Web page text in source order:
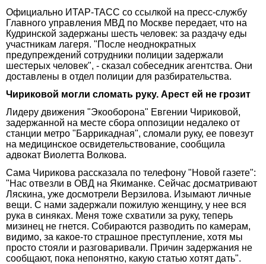
Официально ИТАР-ТАСС со ссылкой на пресс-службу
Главного управления МВД по Москве передает, что на
Кудринской задержаны шесть человек: за раздачу еды
участникам лагеря. "После неоднократных
предупреждений сотрудники полиции задержали
шестерых человек", - сказал собеседник агентства. Они
доставлены в отдел полиции для разбирательства.
Чириковой могли сломать руку. Арест ей не грозит
Лидеру движения "Экооборона" Евгении Чириковой,
задержанной на месте сбора оппозиции недалеко от
станции метро "Баррикадная", сломали руку, ее повезут
на медицинское освидетельствование, сообщила
адвокат Виолетта Волкова.
Сама Чирикова рассказала по телефону "Новой газете":
"Нас отвезли в ОВД на Якиманке. Сейчас досматривают
Ляскина, уже досмотрели Верзилова. Изымают личные
вещи. С нами задержали пожилую женщину, у нее вся
рука в синяках. Меня тоже схватили за руку, теперь
мизинец не гнется. Собираются разводить по камерам,
видимо, за какое-то страшное преступление, хотя мы
просто стояли и разговаривали. Причин задержания не
сообщают, пока непонятно, какую статью хотят дать".